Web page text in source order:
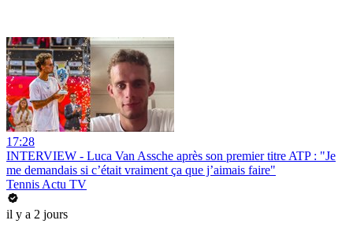
17:28
INTERVIEW - Luca Van Assche après son premier titre ATP : "Je
me demandais si c’était vraiment ça que j’aimais faire"
Tennis Actu TV
il y a 2 jours